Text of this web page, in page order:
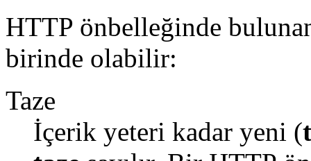
HTTP önbelleğinde
birinde olabilir:
Taze
İçerik yeteri kadar yeni (